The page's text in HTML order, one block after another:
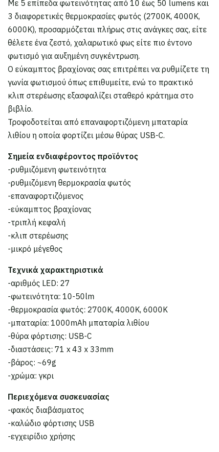
Με 5 επίπεδα φωτεινότητας από 10 έως 50 lumens και
3 διαφορετικές θερμοκρασίες φωτός (2700K, 4000K,
6000K), προσαρμόζεται πλήρως στις ανάγκες σας, είτε
θέλετε ένα ζεστό, χαλαρωτικό φως είτε πιο έντονο
φωτισμό για αυξημένη συγκέντρωση.
Ο εύκαμπτος βραχίονας σας επιτρέπει να ρυθμίζετε τη
γωνία φωτισμού όπως επιθυμείτε, ενώ το πρακτικό
κλιπ στερέωσης εξασφαλίζει σταθερό κράτημα στο
βιβλίο.
Τροφοδοτείται από επαναφορτιζόμενη μπαταρία
λιθίου η οποία φορτίζει μέσω θύρας USB-C.
Σημεία ενδιαφέροντος προϊόντος
-ρυθμιζόμενη φωτεινότητα
-ρυθμιζόμενη θερμοκρασία φωτός
-επαναφορτιζόμενος
-εύκαμπτος βραχίονας
-τριπλή κεφαλή
-κλιπ στερέωσης
-μικρό μέγεθος
Τεχνικά χαρακτηριστικά
-αριθμός LED: 27
-φωτεινότητα: 10-50lm
-θερμοκρασία φωτός: 2700K, 4000K, 6000K
-μπαταρία: 1000mAh μπαταρία λιθίου
-θύρα φόρτισης: USB-C
-διαστάσεις: 71 x 43 x 33mm
-βάρος: ~69g
-χρώμα: γκρι
Περιεχόμενα συσκευασίας
-φακός διαβάσματος
-καλώδιο φόρτισης USB
-εγχειρίδιο χρήσης